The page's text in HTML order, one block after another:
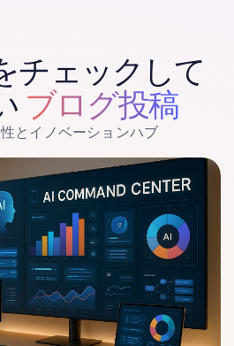
チェックして
ブログ投稿
とイノベーションハブ